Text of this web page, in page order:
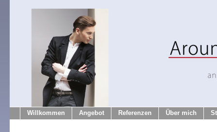
Willkommen Angebot Referenzen Über mich